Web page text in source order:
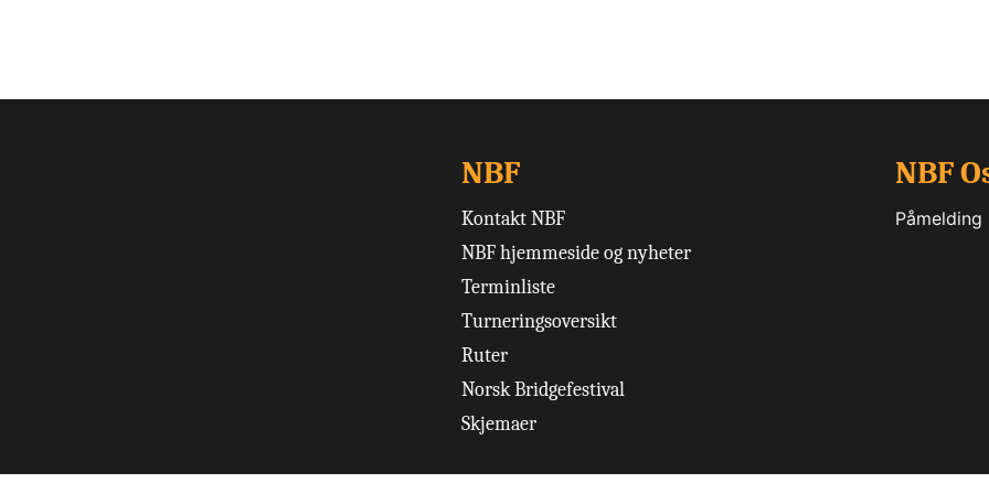
NBF
Kontakt NBF
NBF hjemmeside og nyheter
Terminliste
Turneringsoversikt
Ruter
Norsk Bridgefestival
Skjemaer
NBF
Påmelding